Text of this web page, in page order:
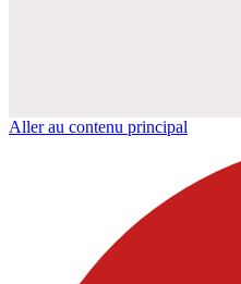
Aller au contenu principal